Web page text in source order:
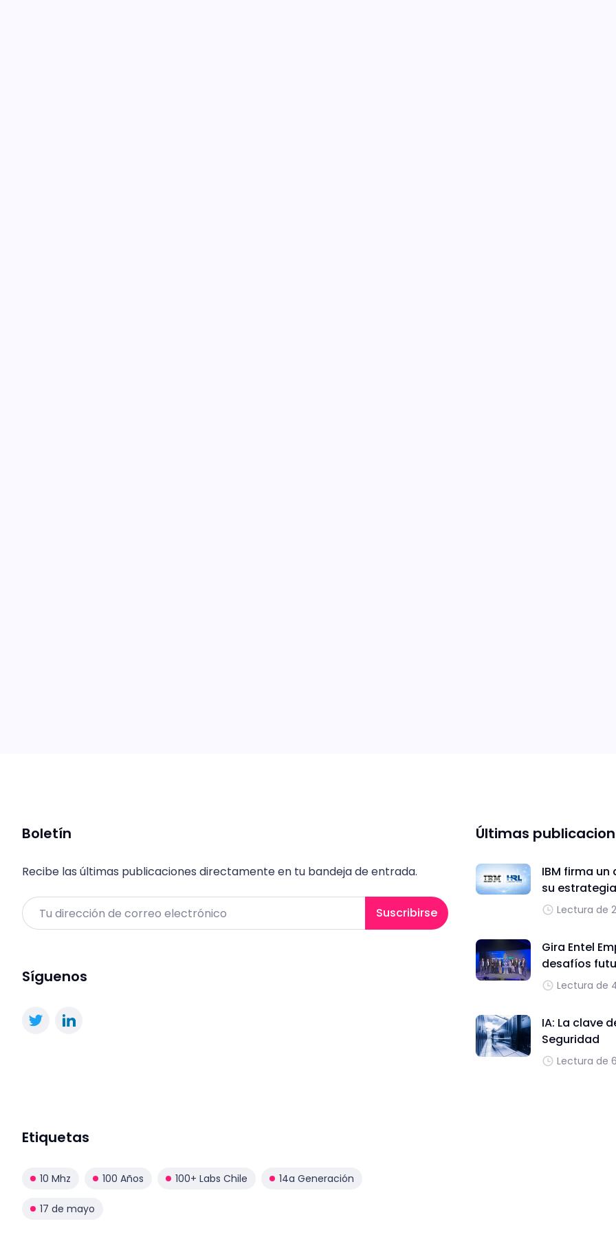
Boletín
Recibe las últimas publicaciones directamente en tu bandeja de entrada.
Email Suscribirse
Síguenos
Últimas
IBM firma
su
Lectura de
Gira Entel
desafíos
Lectura de
IA: La clave
Seguridad
Lectura de
Etiquetas
10 Mhz 100 Años 100+ Labs Chile 14a Generación
17 de mayo